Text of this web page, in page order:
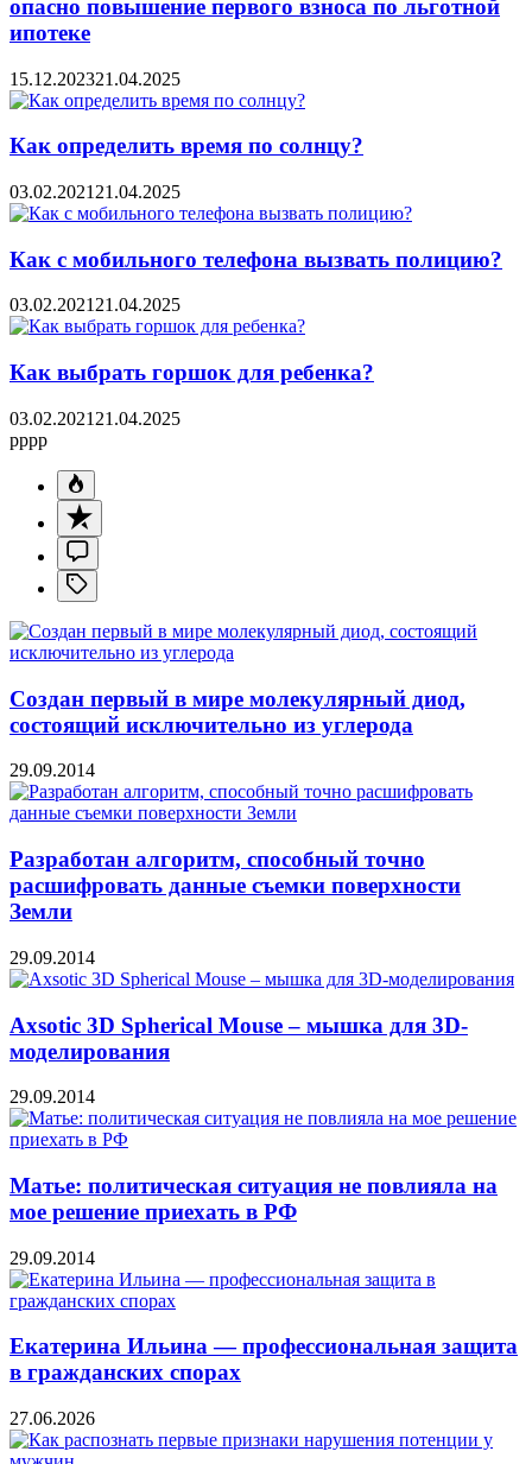
опасно повышение первого взноса по льготной
ипотеке
15.12.202321.04.2025
Как определить время по солнцу?
03.02.2021 21.04.2025
Как с мобильного телефона вызвать полицию?
03.02.202121.04.2025
Как выбрать горшок для ребенка?
03.02.2021 21.04.2025
pppp
Создан первый в мире молекулярный диод,
состоящий исключительно из углерода
29.09.2014
Разработан алгоритм, способный точно
расшифровать данные съемки поверхности
Земли
29.09.2014
Axsotic 3D Spherical Mouse – мышка для 3D-
моделирования
29.09.2014
Матье: политическая ситуация не повлияла на
мое решение приехать в РФ
29.09.2014
Екатерина Ильина — профессиональная защита
в гражданских спорах
27.06.2026